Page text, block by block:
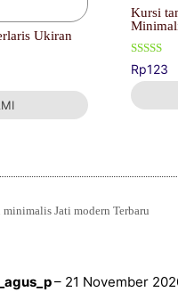
Ukiran
Kursi
Dinilai
5.00
dari 5
Rp123
minimalis Jati modern Terbaru
5
– 21 November